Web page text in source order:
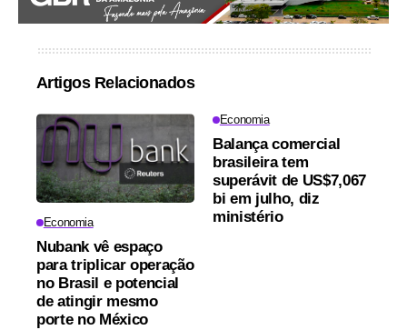
Artigos Relacionados
Economia
Nubank vê espaço
para triplicar operação
no Brasil e potencial
de atingir mesmo
porte no México
Economia
Balança comercial
brasileira tem
superávit de US$7,067
bi em julho, diz
ministério